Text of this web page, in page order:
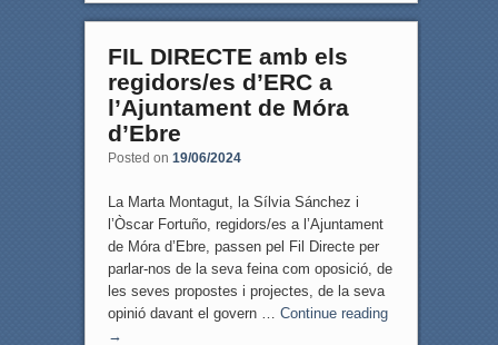
FIL DIRECTE amb els
regidors/es d’ERC a
l’Ajuntament de Móra
d’Ebre
Posted on 19/06/2024
La Marta Montagut, la Sílvia Sánchez i
l’Òscar Fortuño, regidors/es a l’Ajuntament
de Móra d’Ebre, passen pel Fil Directe per
parlar-nos de la seva feina com oposició, de
les seves propostes i projectes, de la seva
opinió davant el govern … Continue reading
→